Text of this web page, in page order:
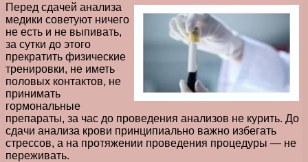
Перед сдачей анализа
медики советуют ничего
не есть и не выпивать,
за сутки до этого
прекратить физические
тренировки, не иметь
половых контактов, не
принимать
гормональные
препараты, за час до проведения анализов не курить. До
сдачи анализа крови принципиально важно избегать
стрессов, а на протяжении проведения процедуры — не
переживать.